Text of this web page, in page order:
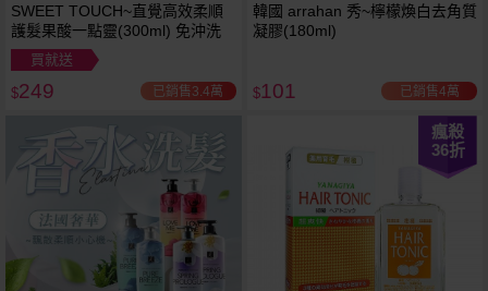
SWEET TOUCH~直覺高效柔順
護髮果酸一點靈(300ml) 免沖洗
買就送
$249 已銷售3.4萬
韓國 arrahan 秀~檸檬煥白去角質
凝膠(180ml)
$101 已銷售4萬
瘋殺
36折